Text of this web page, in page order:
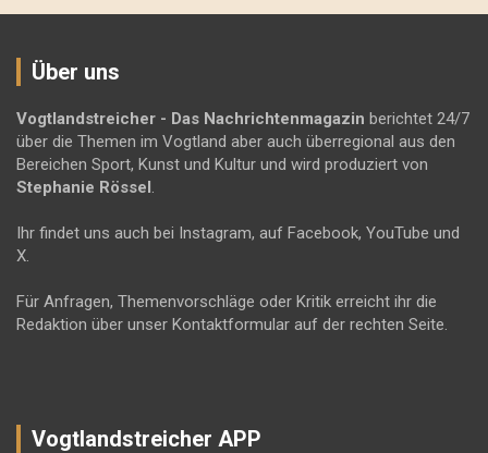
Über uns
Vogtlandstreicher - Das Nachrichtenmagazin berichtet 24/7
über die Themen im Vogtland aber auch überregional aus den
Bereichen Sport, Kunst und Kultur und wird produziert von
Stephanie Rössel
Ihr findet uns auch bei Instagram, auf Facebook, YouTube und
X.
Für Anfragen, Themenvorschläge oder Kritik erreicht ihr die
Redaktion über unser Kontaktformular auf der rechten Seite.
Vogtlandstreicher APP